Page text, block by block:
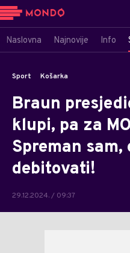
Naslovna Najnovije Info
Sport Košarka
Braun
klupi, pa za
Spreman sam,
debitovati!
29.12.2024. / 09:37